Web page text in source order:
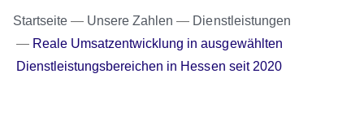
Startseite Unsere Zahlen
Dienstleistungen
Reale Umsatzentwicklung in ausgewählten
Dienstleistungsbereichen in Hessen seit 2020